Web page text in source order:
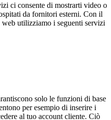
ci consente di mostrarti video o
da fornitori esterni. Con il
web utilizziamo i seguenti servizi
solo le funzioni di base
per esempio di inserire i
al tuo account cliente. Ciò